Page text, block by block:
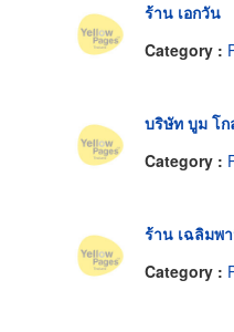
ร้าน เอกวัน
Category :
บริษัท บูม โ
Category :
ร้าน เฉลิมพ
Category :